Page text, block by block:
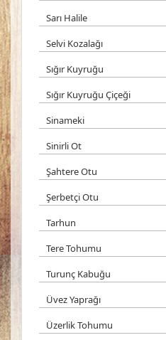
Sarı Halile
Selvi Kozalağı
Sığır Kuyruğu
Sığır Kuyruğu Çiçeği
Sinameki
Sinirli Ot
Şahtere Otu
Şerbetçi Otu
Tarhun
Tere Tohumu
Turunç Kabuğu
Üvez Yaprağı
Üzerlik Tohumu